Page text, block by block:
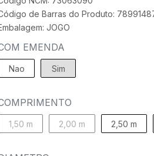
de Barras do Produto:
JOGO
EMENDA
Nao Sim
1,50 m 2,00 m 2,50 m